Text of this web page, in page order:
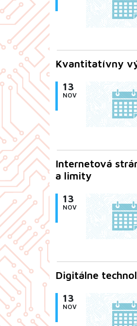
Kvantitatívny
13
NOV
Internetová
a limity
13
NOV
Digitálne
13
NOV